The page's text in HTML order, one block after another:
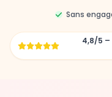
Sans
4,8/5